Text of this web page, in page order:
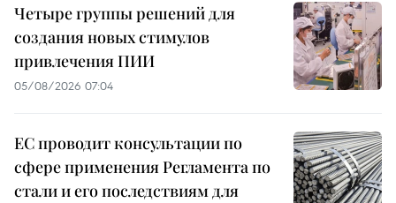
Четыре группы решений для
создания новых стимулов
привлечения ПИИ
05/08/2026 07:04
ЕС проводит консультации по
сфере применения Регламента по
стали и его последствиям для